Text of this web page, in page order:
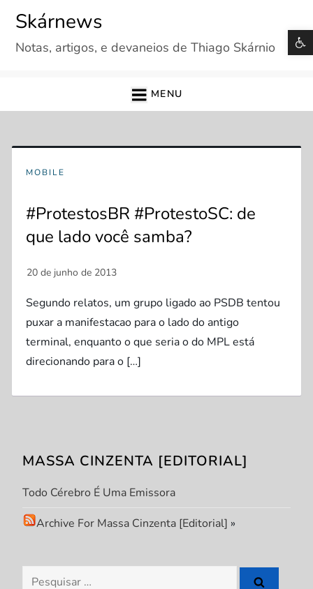
content
Skárnews
Notas, artigos, e devaneios de Thiago Skárnio
MENU
MOBILE
#ProtestosBR #ProtestoSC: de
que lado você samba?
Segundo relatos, um grupo ligado ao PSDB tentou
puxar a manifestacao para o lado do antigo
terminal, enquanto o que seria o do MPL está
direcionando para o […]
MASSA CINZENTA [EDITORIAL]
Todo Cérebro É Uma Emissora
Archive For Massa Cinzenta [Editorial] »
Pesquisar